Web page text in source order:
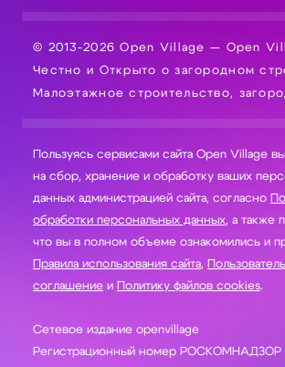
© 2013-2026 Open Village — Open
Честно и Открыто о загородном
Малоэтажное строительство,
Пользуясь сервисами сайта Open Village
на сбор, хранение и обработку ваших персональных
данных администрацией сайта, согласно
обработки персональных данных, а также
что вы в полном объеме ознакомились и
Правила использования сайта,
соглашение и Политику файлов cookies.
Сетевое издание openvillage
Регистрационный номер РОСКОМНАДЗОР